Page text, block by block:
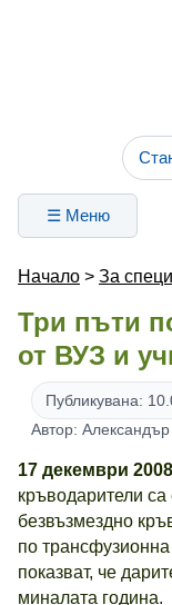
☰ Меню
Начало > За
Три пъти
от ВУЗ и
Публикувана:
Автор:
17 декември
кръводарители
безвъзмездно
по
показват, че
миналата година.